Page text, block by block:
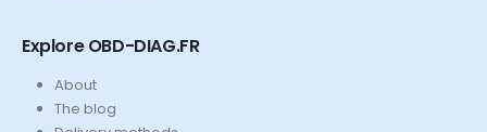
Explore OBD-DIAG.FR
About
The blog